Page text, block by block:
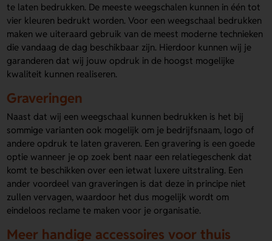
te laten bedrukken. De meeste weegschalen kunnen in één tot
vier kleuren bedrukt worden. Voor een weegschaal bedrukken
maken we uiteraard gebruik van de meest moderne technieken
die vandaag de dag beschikbaar zijn. Hierdoor kunnen wij je
garanderen dat wij jouw opdruk in de hoogst mogelijke
kwaliteit kunnen realiseren.
Graveringen
Naast dat wij een weegschaal kunnen bedrukken is het bij
sommige varianten ook mogelijk om je bedrijfsnaam, logo of
andere opdruk te laten graveren. Een gravering is een goede
optie wanneer je op zoek bent naar een relatiegeschenk dat
komt te beschikken over een ietwat luxere uitstraling. Een
ander voordeel van graveringen is dat deze in principe niet
zullen vervagen, waardoor het dus mogelijk wordt om
eindeloos reclame te maken voor je organisatie.
Meer handige accessoires voor thuis